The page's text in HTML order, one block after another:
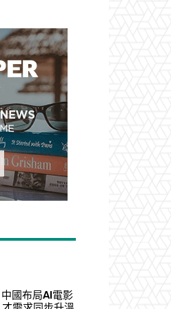
國布局AI電影